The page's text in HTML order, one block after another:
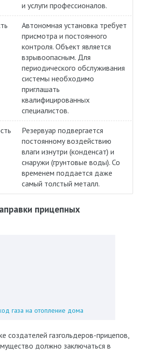
и услуги профессионалов.
Автономная установка требует
присмотра и постоянного
контроля. Объект является
взрывоопасным. Для
периодического обслуживания
системы необходимо
приглашать
квалифицированных
специалистов.
Резервуар подвергается
постоянному воздействию
влаги изнутри (конденсат) и
снаружи (грунтовые воды). Со
временем поддается даже
самый толстый металл.
прицепных
газа на отопление дома
создателей газгольдеров-прицепов,
должно заключаться в